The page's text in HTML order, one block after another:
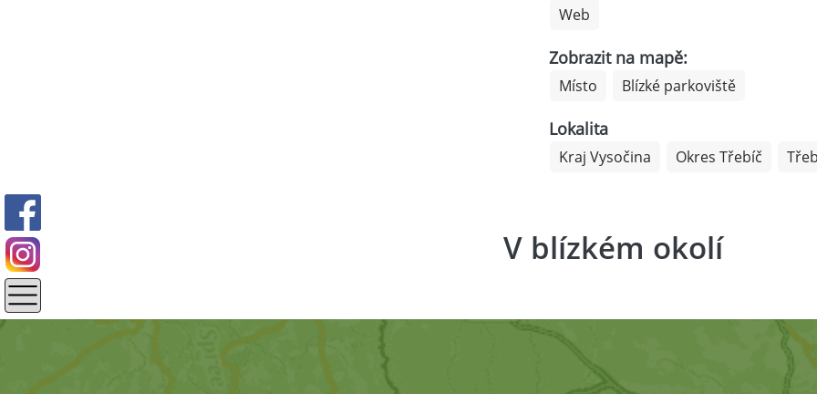
Web
Zobrazit na mapě:
Místo Blízké parkoviště
Lokalita
Kraj Vysočina Okres Třebíč
V blízkém okolí